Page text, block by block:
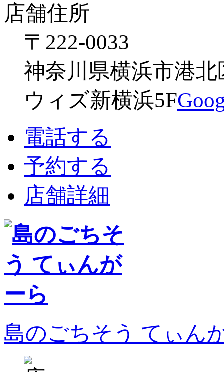
店舗住所
〒222-0033
神奈川県横浜市港北
ウィズ新横浜5F
電話する
予約する
店舗詳細
島のごちそう てぃん